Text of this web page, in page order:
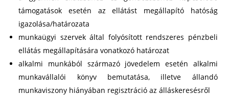
támogatások esetén az ellátást megállapító hatóság
igazolása/határozata
munkaügyi szervek által folyósított rendszeres pénzbeli
ellátás megállapítására vonatkozó határozat
alkalmi munkából származó jövedelem esetén alkalmi
munkavállalói könyv bemutatása, illetve állandó
munkaviszony hiányában regisztráció az álláskeresésről